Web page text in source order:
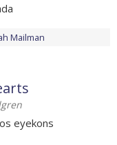
Mailman
eyekons